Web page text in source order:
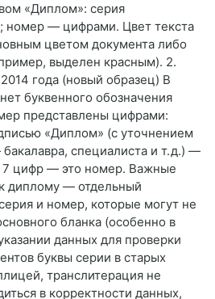
«Диплом»: серия
номер — цифрами. Цвет текста
цветом документа либо
выделен красным). 2.
года (новый образец) В
буквенного обозначения
представлены цифрами:
«Диплом» (с уточнением
специалиста и т. д.) —
7 цифр — это номер. Важные
диплому — отдельный
и номер, которые могут не
бланка (особенно в
данных для проверки
буквы серии в старых
транслитерация не
в корректности данных,